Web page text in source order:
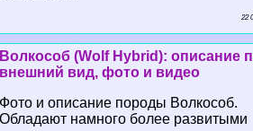
22
Волкособ (Wolf Hybrid): описание
внешний вид, фото и видео
Фото и описание породы Волкособ.
Обладают намного более развитыми